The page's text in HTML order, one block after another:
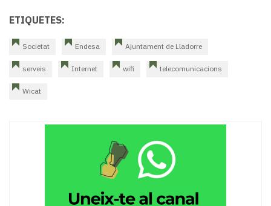
ETIQUETES:
Societat Endesa Ajuntament de Lladorre
serveis Internet wifi telecomunicacions
Wicat